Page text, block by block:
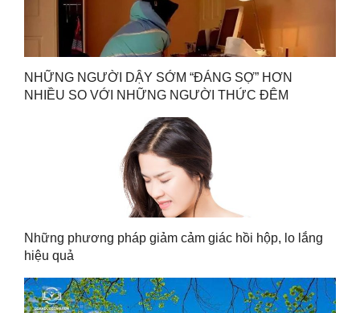
NHỮNG NGƯỜI DẬY SỚM “ĐÁNG SỢ” HƠN
NHIỀU SO VỚI NHỮNG NGƯỜI THỨC ĐÊM
Những phương pháp giảm cảm giác hồi hộp, lo lắng
hiệu quả